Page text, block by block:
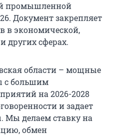
промышленной
Документ закрепляет
в экономической,
других сферах.
области – мощные
с большим
на 2026-2028
и задает
Мы делаем ставку на
обмен